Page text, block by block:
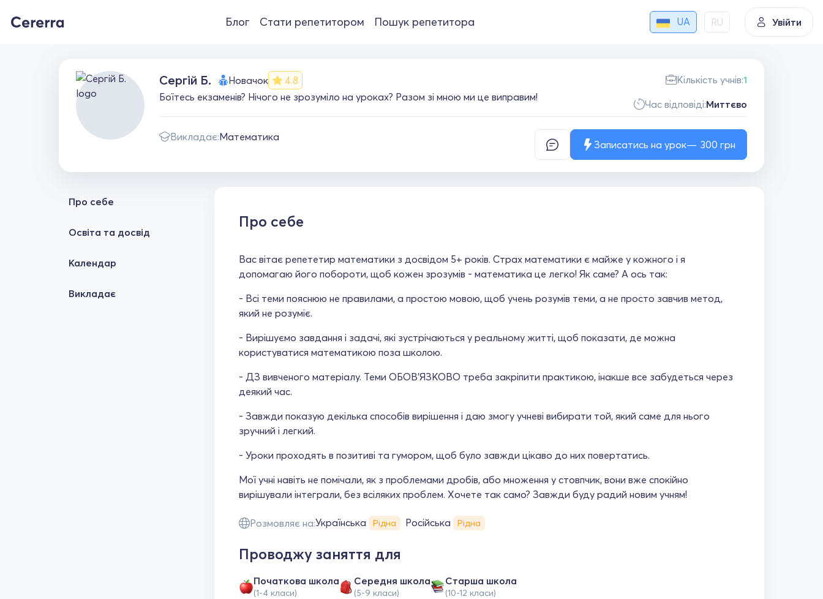
Блог Стати репетитором Пошук репетитора UA RU Увійти
Сергій Б. Новачок
4.8
Боїтесь екзаменів? Нічого не зрозуміло на уроках? Разом зі мною ми це виправим!
Викладає:Математика
Кількість учнів:1
Час відповіді:Миттєво
Записатись на урок 300 грн
Про себе
Освіта та досвід
Календар
Викладає
Про себе
Вас вітає репететир математики з досвідом 5+ років. Страх математики є майже у кожного і я
допомагаю його побороти, щоб кожен зрозумів - математика це легко! Як саме? А ось так:
- Всі теми пояснюю не правилами, а простою мовою, щоб учень розумів теми, а не просто завчив метод,
який не розуміє.
- Вирішуємо завдання і задачі, які зустрічаються у реальному житті, щоб показати, де можна
користуватися математикою поза школою.
- ДЗ вивченого матеріалу. Теми ОБОВ'ЯЗКОВО треба закріпити практикою, інакше все забудеться через
деякий час.
- Завжди показую декілька способів вирішення і даю змогу учневі вибирати той, який саме для нього
зручний і легкий.
- Уроки проходять в позитиві та гумором, щоб було завжди цікаво до них повертатись.
Мої учні навіть не помічали, як з проблемами дробів, або множення у стовпчик, вони вже спокійно
вирішували інтеграли, без всіляких проблем. Хочете так само? Завжди буду радий новим учням!
Розмовляє на:Українська Рідна Російська Рідна
Проводжу заняття для
Початкова школа
(1-4 класи)
Середня школа
(5-9 класи)
Старша школа
(10-12 класи)